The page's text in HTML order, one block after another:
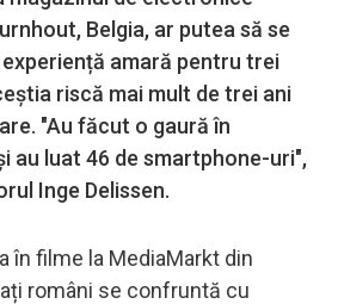
Belgia, ar putea să se
amară pentru trei
riscă mai mult de trei ani
"Au făcut o gaură în
au luat 46 de smartphone-uri",
Inge Delissen.
în filme la MediaMarkt din
români se confruntă cu